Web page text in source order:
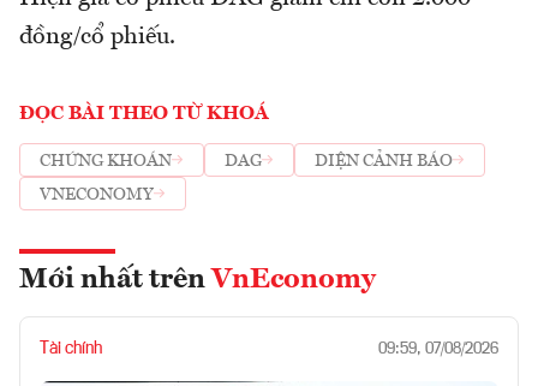
đồng/cổ phiếu.
ĐỌC BÀI THEO TỪ KHOÁ
CHỨNG KHOÁN DAG
DIỆN CẢNH BÁO
VNECONOMY
Mới nhất trên VnEconomy
Tài chính 09:59, 07/08/2026